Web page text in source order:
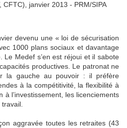
CFTC), janvier 2013 - PRM/SIPA
devenu une « loi de sécurisation
1000 plans sociaux et davantage
Le Medef s’en est réjoui et il sabote
productives. Le patronat ne
la gauche au pouvoir : il préfère
à la compétitivité, la flexibilité à
à l’investissement, les licenciements
travail.
aggravée toutes les retraites (43